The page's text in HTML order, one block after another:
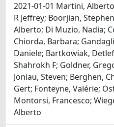
2021-01-01 Martini,
R Jeffrey; Boorjian,
Alberto; Di Muzio, Nadia;
Chiorda, Barbara;
Daniele; Bartkowiak,
Shahrokh F; Goldner,
Joniau, Steven; Berghen,
Gert; Fonteyne, Valérie;
Montorsi, Francesco;
Alberto